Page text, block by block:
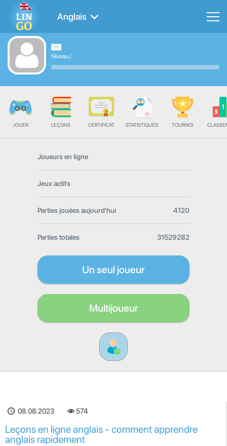
Anglais
Niveau/
JOUER LEÇONS CERTIFICAT STATISTIQUES TOURNOI
Joueurs en ligne
Jeux actifs
Parties jouées aujourd'hui 4120
Parties totales 31529282
Un seul joueur
Multijoueur
08.08.2023 574
Leçons en ligne anglais - comment apprendre
anglais rapidement